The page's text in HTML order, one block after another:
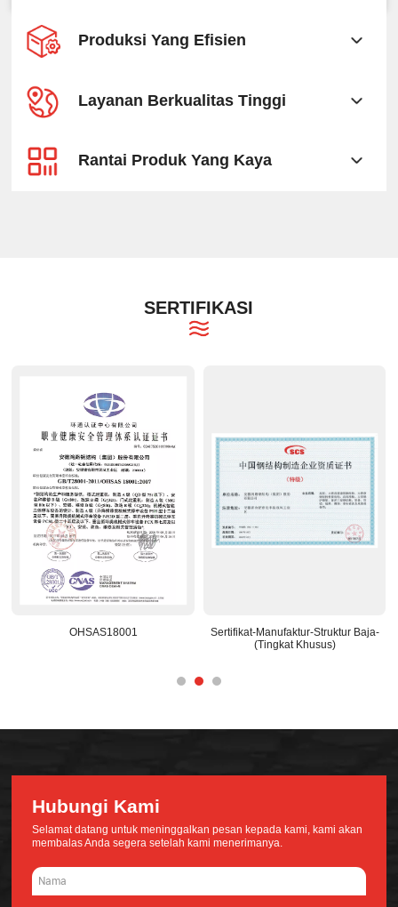
Produksi Yang Efisien
Layanan Berkualitas Tinggi
Rantai Produk Yang Kaya
SERTIFIKASI
OHSAS18001
Sertifikat-Manufaktur-Struktur Baja-
(Tingkat Khusus)
Hubungi Kami
Selamat datang untuk meninggalkan pesan kepada kami, kami akan
membalas Anda segera setelah kami menerimanya.